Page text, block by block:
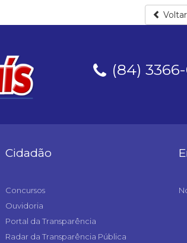
Voltar
(84)
Cidadão
Concursos
Ouvidoria
Portal da Transparência
Radar da Transparência Pública